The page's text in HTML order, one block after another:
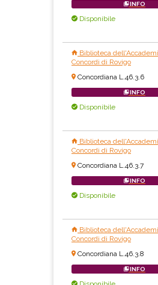
INFO
Disponibile
Biblioteca
Concordi di Rovigo
Concordiana L.46.3.6
INFO
Disponibile
Biblioteca
Concordi di Rovigo
Concordiana L.46.3.7
INFO
Disponibile
Biblioteca
Concordi di Rovigo
Concordiana L.46.3.8
INFO